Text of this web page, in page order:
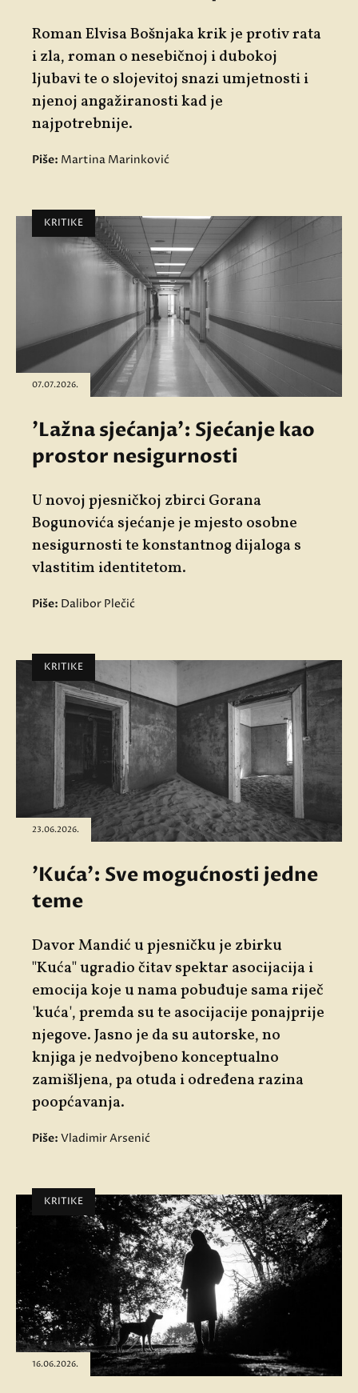
Roman Elvisa Bošnjaka krik je protiv rata
i zla, roman o nesebičnoj i dubokoj
ljubavi te o slojevitoj snazi umjetnosti i
njenoj angažiranosti kad je
najpotrebnije.
Piše: Martina Marinković
KRITIKE
07.07.2026.
'Lažna sjećanja': Sjećanje kao
prostor nesigurnosti
U novoj pjesničkoj zbirci Gorana
Bogunovića sjećanje je mjesto osobne
nesigurnosti te konstantnog dijaloga s
vlastitim identitetom.
Piše: Dalibor Plečić
KRITIKE
23.06.2026.
'Kuća': Sve mogućnosti jedne
teme
Davor Mandić u pjesničku je zbirku
"Kuća"ugradio čitav spektar asocijacija i
emocija koje u nama pobuđuje sama riječ
'kuća', premda su te asocijacije ponajprije
njegove. Jasno je da su autorske, no
knjiga je nedvojbeno konceptualno
zamišljena, pa otuda i određena razina
poopćavanja.
Piše: Vladimir Arsenić
KRITIKE
16.06.2026.